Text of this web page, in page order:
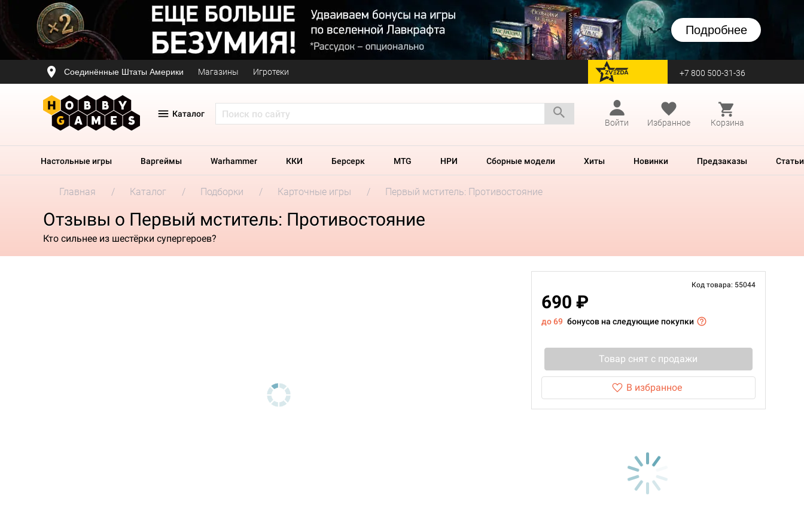
Подробнее
Соединённые Штаты Америки Магазины Игротеки перейти на Zvezda +7 800 500-31-36
Каталог
Войти
Избранное Корзина
Настольные игры Варгеймы Warhammer ККИ Берсерк MTG НРИ Сборные модели Хиты Новинки Предзаказы Статьи
Главная Каталог Подборки Карточные игры Первый мститель: Противостояние
Отзывы о Первый мститель: Противостояние
Кто сильнее из шестёрки супергероев?
Код товара: 55044
690 ₽
до 69 бонусов на следующие покупки
Товар снят с продажи
В избранное